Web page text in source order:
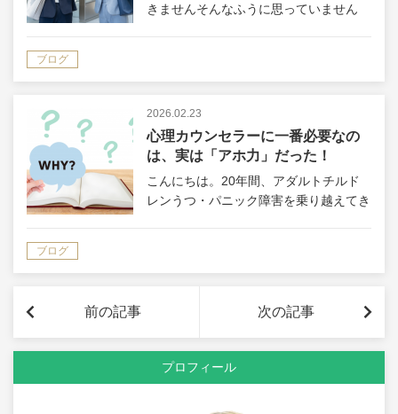
きませんそんなふうに思っていません
し…
ブログ
2026.02.23
心理カウンセラーに一番必要なの
は、実は「アホ力」だった！
こんにちは。20年間、アダルトチルド
レンうつ・パニック障害を乗り越えてき
ブログ
前の記事 次の記事
プロフィール